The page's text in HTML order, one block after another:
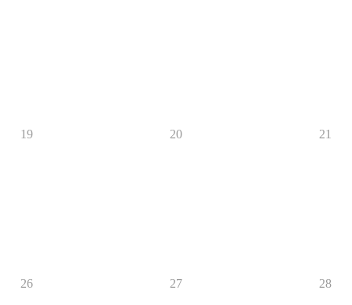
19 20 21
26 27 28